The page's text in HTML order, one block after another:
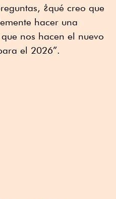
¿qué creo que
hacer una
nos hacen el nuevo
el 2026”.